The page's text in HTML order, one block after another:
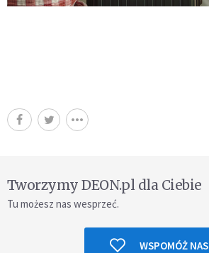
Tworzymy DEON.pl dla Ciebie
Tu możesz nas wesprzeć.
WSPOMÓŻ NAS